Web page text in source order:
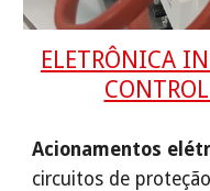
ELETRÔNICA
Acionamentos
circuitos de